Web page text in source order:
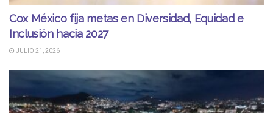
Cox México fija metas en Diversidad, Equidad e
Inclusión hacia 2027
JULIO 21, 2026